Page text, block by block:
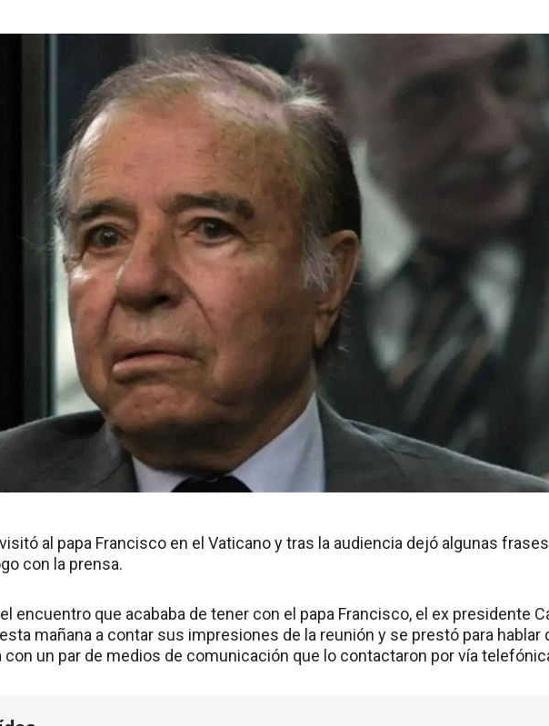
al papa Francisco en el Vaticano y tras la audiencia dejó algunas frases
con la prensa.
encuentro que acababa de tener con el papa Francisco, el ex presidente
mañana a contar sus impresiones de la reunión y se prestó para hablar
con un par de medios de comunicación que lo contactaron por vía